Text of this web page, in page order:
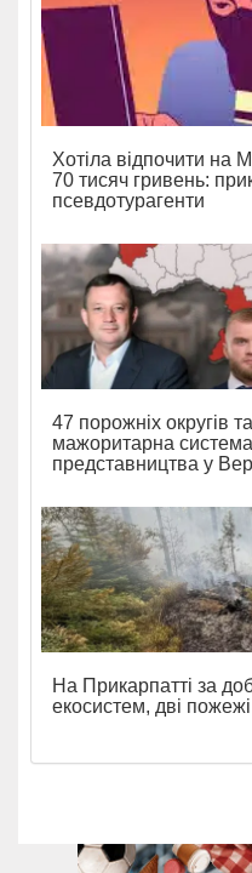
Хотіла відпочити на
70 тисяч гривень:
псевдотурагенти
47 порожніх округів
мажоритарна
представництва у
На Прикарпатті за
екосистем, дві